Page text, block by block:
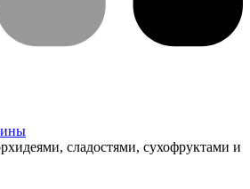
сладостями, сухофруктами и